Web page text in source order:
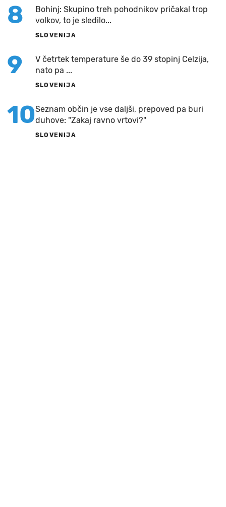
8
Bohinj: Skupino treh pohodnikov pričakal trop
volkov, to je sledilo...
SLOVENIJA
9
V četrtek temperature še do 39 stopinj Celzija,
nato pa ...
SLOVENIJA
10Seznam občin je vse daljši, prepoved pa buri
duhove: "Zakaj ravno vrtovi?"
SLOVENIJA